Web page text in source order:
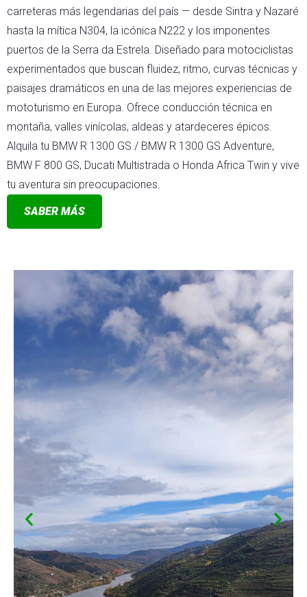
carreteras más legendarias del país — desde Sintra y Nazaré
hasta la mítica N304, la icónica N222 y los imponentes
puertos de la Serra da Estrela. Diseñado para motociclistas
experimentados que buscan fluidez, ritmo, curvas técnicas y
paisajes dramáticos en una de las mejores experiencias de
mototurismo en Europa. Ofrece conducción técnica en
montaña, valles vinícolas, aldeas y atardeceres épicos.
Alquila tu BMW R 1300 GS / BMW R 1300 GS Adventure,
BMW F 800 GS, Ducati Multistrada o Honda Africa Twin y vive
tu aventura sin preocupaciones.
SABER MÁS